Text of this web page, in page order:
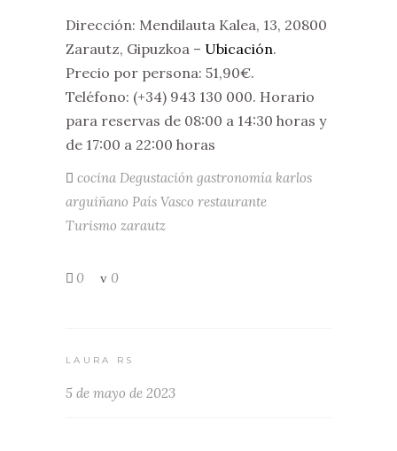
Dirección: Mendilauta Kalea, 13, 20800
Zarautz, Gipuzkoa – Ubicación.
Precio por persona: 51,90€.
Teléfono: (+34) 943 130 000. Horario
para reservas de 08:00 a 14:30 horas y
de 17:00 a 22:00 horas
cocina Degustación gastronomía karlos
arguiñano País Vasco restaurante
Turismo zarautz
0 0
LAURA RS
5 de mayo de 2023